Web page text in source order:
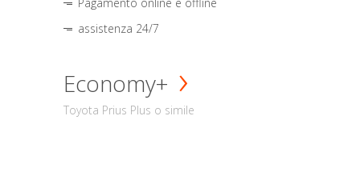
assistenza 24/7
Economy+
Toyota Prius Plus o simile